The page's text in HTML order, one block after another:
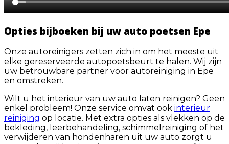
Opties bijboeken bij uw auto poetsen Epe
Onze autoreinigers zetten zich in om het meeste uit
elke gereserveerde autopoetsbeurt te halen. Wij zijn
uw betrouwbare partner voor autoreiniging in Epe
en omstreken.
Wilt u het interieur van uw auto laten reinigen? Geen
enkel probleem! Onze service omvat ook interieur
reiniging op locatie. Met extra opties als vlekken op de
bekleding, leerbehandeling, schimmelreiniging of het
verwijderen van hondenharen uit uw auto zorgt u